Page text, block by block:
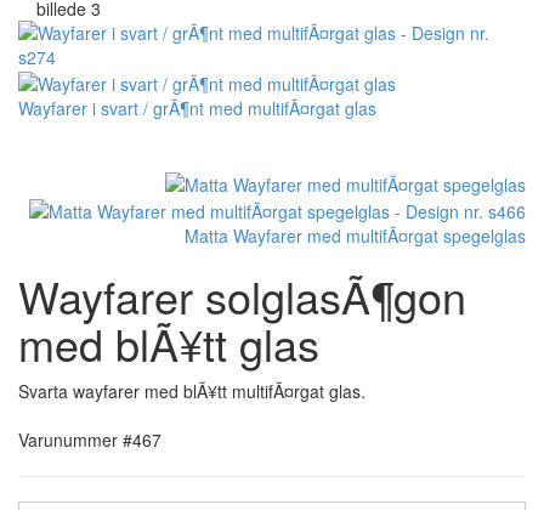
Wayfarer i svart / grÃ¶nt med multifÃ¤rgat glas
Matta Wayfarer med multifÃ¤rgat spegelglas
Wayfarer solglasÃ¶gon
med blÃ¥tt glas
Svarta wayfarer med blÃ¥tt multifÃ¤rgat glas.
Varunummer #467